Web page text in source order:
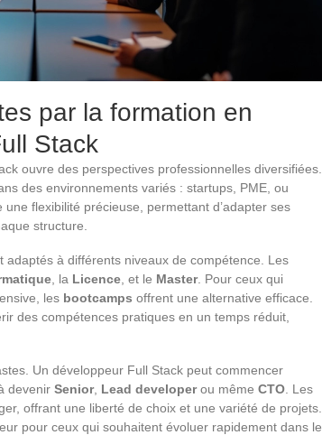
par la formation en
Stack
ouvre des perspectives professionnelles diversifiées.
des environnements variés : startups, PME, ou
flexibilité précieuse, permettant d’adapter ses
structure.
à différents niveaux de compétence. Les
, la Licence , et le Master. Pour ceux qui
les bootcamps offrent une alternative efficace.
des compétences pratiques en un temps réduit,
Un développeur Full Stack peut commencer
devenir Senior, Lead developerou même CTO . Les
offrant une liberté de choix et une variété de projets.
pour ceux qui souhaitent évoluer rapidement dans le